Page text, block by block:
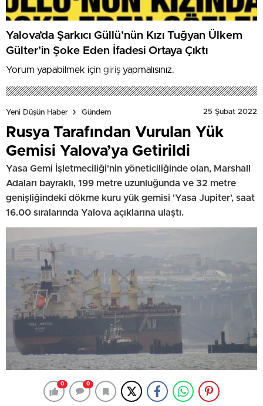
Yalova’da Şarkıcı Güllü’nün Kızı Tuğyan Ülkem
Gülter’in Şoke Eden İfadesi Ortaya Çıktı
Yorum yapabilmek için giriş yapmalısınız.
Yeni Düşün Haber Gündem 25 Şubat 2022
Rusya Tarafından Vurulan Yük
Gemisi Yalova’ya Getirildi
Yasa Gemi İşletmeciliği'nin yöneticiliğinde olan, Marshall
Adaları bayraklı, 199 metre uzunluğunda ve 32 metre
genişliğindeki dökme kuru yük gemisi 'Yasa Jupiter', saat
16.00 sıralarında Yalova açıklarına ulaştı.
0 0